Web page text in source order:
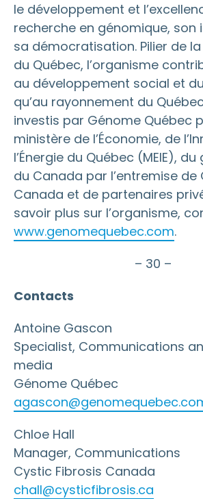
le développement et
recherche en génomique, son
sa démocratisation. Pilier de
du Québec, l’organisme
au développement social et
qu’au rayonnement du
investis par Génome Québec
ministère de l’Économie, de
l’Énergie du Québec (MEIE),
du Canada par l’entremise de
Canada et de partenaires
savoir plus sur l’organisme,
www.genomequebec.com.
– 30 –
Contacts
Antoine Gascon
Specialist, Communications
media
Génome Québec
Chloe Hall
Manager, Communications
Cystic Fibrosis Canada
chall@cysticfibrosis.ca